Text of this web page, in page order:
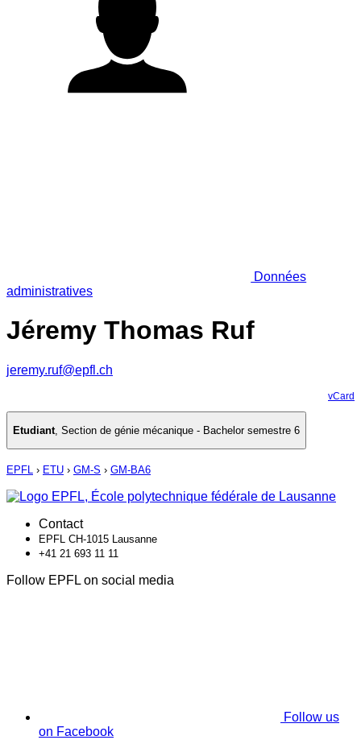
Données
administratives
Jéremy Thomas Ruf
jeremy.ruf@epfl.ch
vCard
Etudiant, Section de génie mécanique - Bachelor semestre 6
EPFL › ETU › GM-S › GM-BA6
Contact
EPFL CH-1015 Lausanne
+41 21 693 11 11
Follow EPFL on social media
Follow us
on Facebook